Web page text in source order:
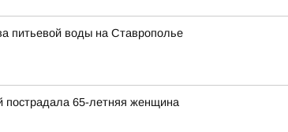
питьевой воды на Ставрополье
пострадала 65-летняя женщина